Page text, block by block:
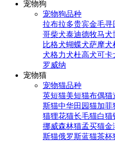
宠物狗
宠物狗品种
拉布拉多贵宾金毛寻
哥柴犬泰迪德牧马犬
比格犬蝴蝶犬萨摩犬
犬格力犬杜高犬可卡
罗威纳
宠物猫
宠物猫品种
英短猫美短猫布偶猫
斯猫中华田园猫加菲
猫狸花猫长毛猫白猫
挪威森林猫孟买猫金
斯猫俄罗斯蓝猫茶杯